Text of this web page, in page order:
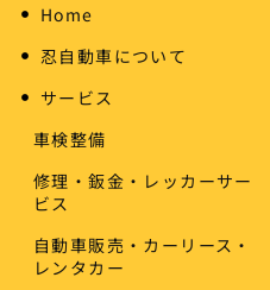
Home
忍自動車について
サービス
車検整備
修理・鈑金・レッカーサー
ビス
自動車販売・カーリース・
レンタカー